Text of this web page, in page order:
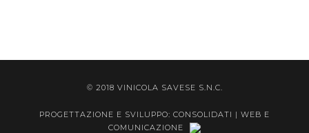
© 2018 VINICOLA SAVESE S.N.C.
PROGETTAZIONE E SVILUPPO: CONSOLIDATI | WEB E
COMUNICAZIONE